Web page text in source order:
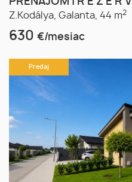
Z.Kodálya, Galanta, 44 m2
630 €/mesiac
Predaj